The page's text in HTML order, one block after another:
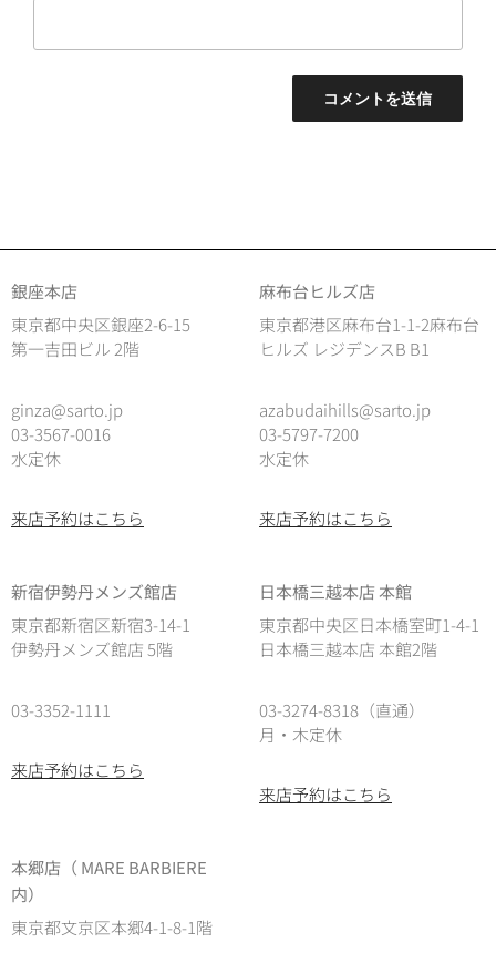
銀座本店
東京都中央区銀座2-6-15
第一吉田ビル 2階
ginza@sarto.jp
03-3567-0016
水定休
来店予約はこちら
麻布台ヒルズ店
東京都港区麻布台1-1-2麻布台
ヒルズ レジデンスB B1
azabudaihills@sarto.jp
03-5797-7200
水定休
来店予約はこちら
新宿伊勢丹メンズ館店
東京都新宿区新宿3-14-1
伊勢丹メンズ館店 5階
03-3352-1111
来店予約はこちら
日本橋三越本店 本館
東京都中央区日本橋室町1-4-1
日本橋三越本店 本館2階
03-3274-8318（直通）
月・木定休
来店予約はこちら
本郷店（ MARE BARBIERE
内）
東京都文京区本郷4-1-8-1階